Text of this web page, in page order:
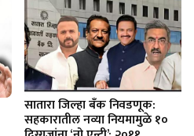
सातारा जिल्हा बँक निवडणूक:
सहकारातील नव्या नियमामुळे १०